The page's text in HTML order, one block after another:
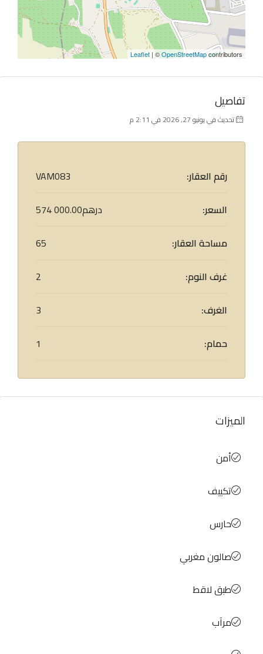
Leaflet | ©OpenStreetMapcontributors
تفاصيل
تحديث في يونيو 27, 2026 في 2:11 م
رقم العقار:
VAM083
السعر:
574 000.00درهم
مساحة العقار:
65
غرف النوم:
2
الغرف:
3
حمام:
1
الميزات
أمن
تكييف
حارس
صالون مغربي
طبق لاقط
مرآب